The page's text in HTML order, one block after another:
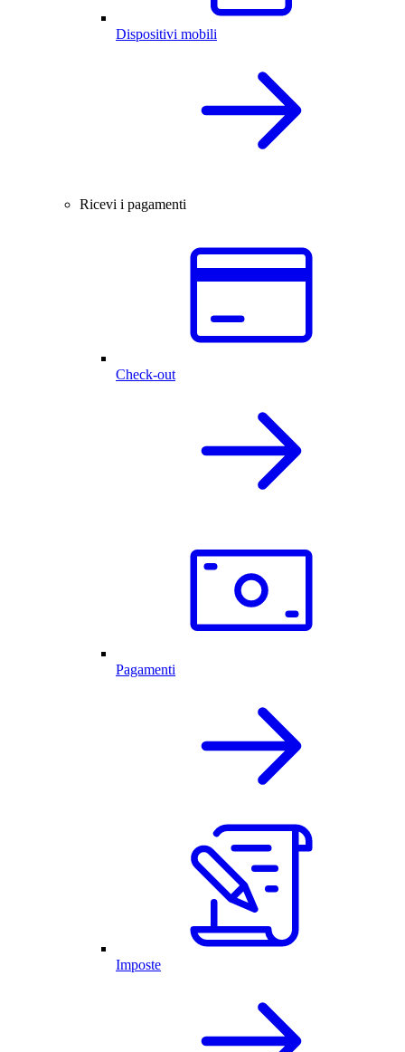
Dispositivi mobili
Ricevi i pagamenti
Check-out
Pagamenti
Imposte